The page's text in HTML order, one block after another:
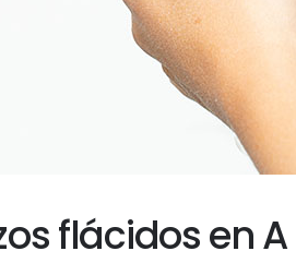
flácidos en